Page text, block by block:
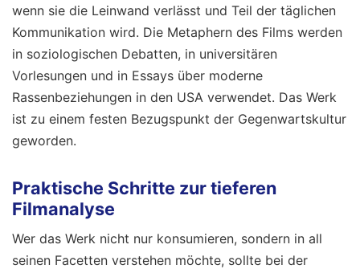
wenn sie die Leinwand verlässt und Teil der täglichen
Kommunikation wird. Die Metaphern des Films werden
in soziologischen Debatten, in universitären
Vorlesungen und in Essays über moderne
Rassenbeziehungen in den USA verwendet. Das Werk
ist zu einem festen Bezugspunkt der Gegenwartskultur
geworden.
Praktische Schritte zur tieferen
Filmanalyse
Wer das Werk nicht nur konsumieren, sondern in all
seinen Facetten verstehen möchte, sollte bei der